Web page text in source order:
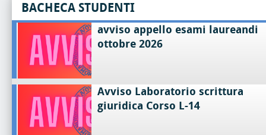
BACHECA STUDENTI
avviso appello esami laureandi
ottobre 2026
Avviso Laboratorio scrittura
giuridica Corso L-14